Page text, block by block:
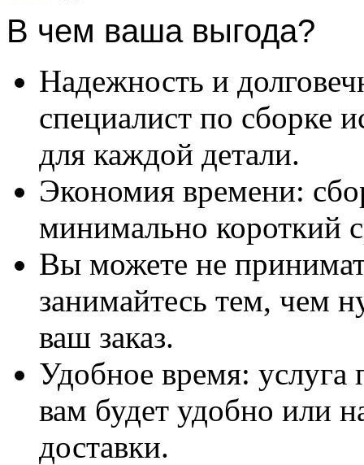
В чем ваша выгода?
Надежность и
специалист по сборке
для каждой детали.
Экономия времени:
минимально короткий
Вы можете не
занимайтесь тем, чем
ваш заказ.
Удобное время: услуга
вам будет удобно или
доставки.